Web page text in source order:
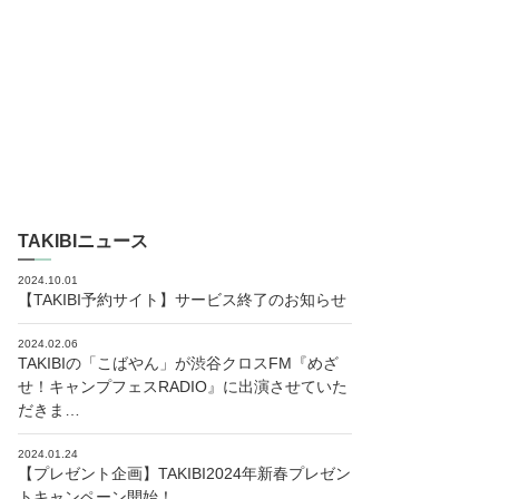
TAKIBIニュース
2024.10.01
【TAKIBI予約サイト】サービス終了のお知らせ
2024.02.06
TAKIBIの「こばやん」が渋谷クロスFM『めざ
せ！キャンプフェスRADIO』に出演させていた
だきま…
2024.01.24
【プレゼント企画】TAKIBI2024年新春プレゼン